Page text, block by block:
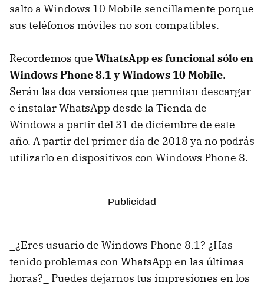
salto a Windows 10 Mobile sencillamente porque
sus teléfonos móviles no son compatibles.
Recordemos que WhatsApp es funcional sólo en
Windows Phone 8.1 y Windows 10 Mobile.
Serán las dos versiones que permitan descargar
e instalar WhatsApp desde la Tienda de
Windows a partir del 31 de diciembre de este
año. A partir del primer día de 2018 ya no podrás
utilizarlo en dispositivos con Windows Phone 8.
_¿Eres usuario de Windows Phone 8.1? ¿Has
tenido problemas con WhatsApp en las últimas
horas?_ Puedes dejarnos tus impresiones en los